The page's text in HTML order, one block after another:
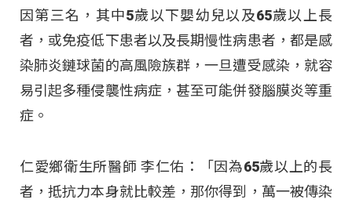
因第三名，其中5歲以下嬰幼兒以及65歲以上長
者，或免疫低下患者以及長期慢性病患者，都是感
染肺炎鏈球菌的高風險族群，一旦遭受感染，就容
易引起多種侵襲性病症，甚至可能併發腦膜炎等重
症。
仁愛鄉衛生所醫師 李仁佑：「因為65歲以上的長
者，抵抗力本身就比較差，那你得到，萬一被傳染